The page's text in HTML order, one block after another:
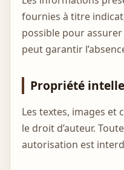
fournies à titre
possible pour
peut garantir
Propriété
Les textes, images
le droit d’auteur.
autorisation est